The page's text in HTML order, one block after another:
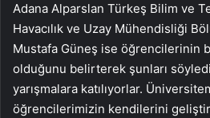
Adana Alparslan Türkeş Bilim ve
Havacılık ve Uzay Mühendisliği
Mustafa Güneş ise öğrencilerinin
olduğunu belirterek şunları
yarışmalara katılıyorlar.
öğrencilerimizin kendilerini